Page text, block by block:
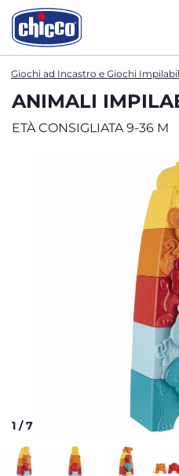
Giochi ad Incastro e Giochi
ANIMALI
ETÀ CONSIGLIATA 9-36 M
1 /7